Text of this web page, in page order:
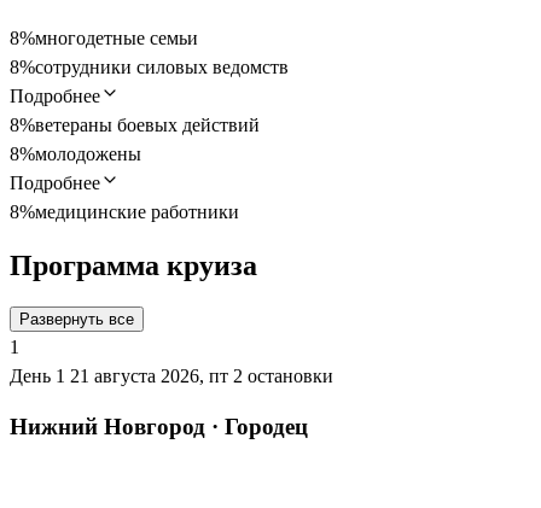
8%многодетные семьи
8%сотрудники силовых ведомств
Подробнее
8%ветераны боевых действий
8%молодожены
Подробнее
8%медицинские работники
Программа круиза
Развернуть все
1
День 1 21 августа 2026, пт 2 остановки
Нижний Новгород · Городец